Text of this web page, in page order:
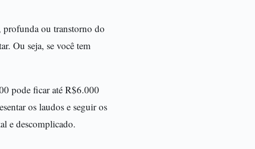
profunda ou transtorno do
Ou seja, se você tem
pode ficar até R$6.000
os laudos e seguir os
e descomplicado.